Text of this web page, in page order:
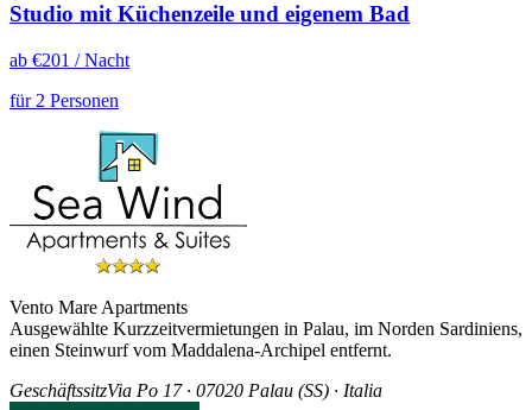
Studio mit Küchenzeile und eigenem Bad
ab €201 / Nacht
für 2 Personen
Vento Mare Apartments
Ausgewählte Kurzzeitvermietungen in Palau, im Norden Sardiniens,
einen Steinwurf vom Maddalena-Archipel entfernt.
GeschäftssitzVia Po 17 · 07020 Palau (SS) · Italia